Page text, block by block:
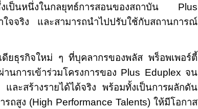
ป็นหนึ่งในกลยุทธ์การสอนของสถาบัน Plus
ใจจริง และสามารถนำไปปรับใช้กับสถานการณ์
ยธุรกิจใหม่ ๆ ที่บุคลากรของพลัส พร็อพเพอร์ตี้
นการเข้าร่วมโครงการของ Plus Eduplex จน
และสร้างรายได้ได้จริง พร้อมทั้งเป็นการผลักดัน
รถสูง (High Performance Talents) ให้มีโอกาส